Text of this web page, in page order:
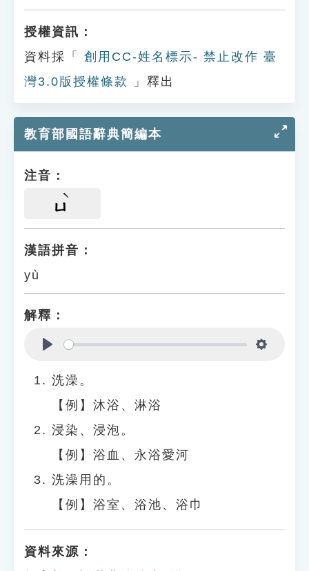
授權資訊：
資料採「
創用CC-姓名標示- 禁止改作 臺
灣3.0版授權條款
」釋出
教育部國語辭典簡編本
注音：
ㄩ
漢語拼音：
yù
解釋：
洗澡。
【例】沐浴、淋浴
浸染、浸泡。
【例】浴血、永浴愛河
洗澡用的。
【例】浴室、浴池、浴巾
資料來源：